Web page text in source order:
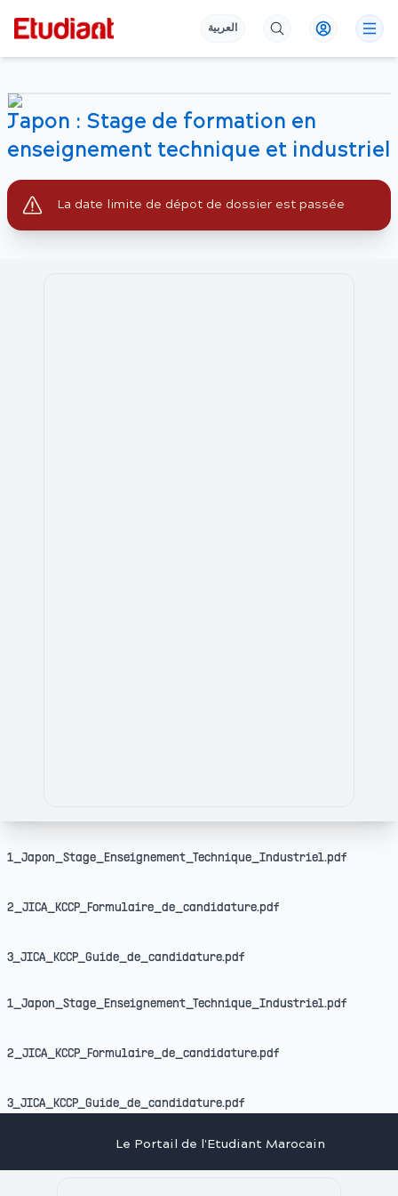
العربية
Japon : Stage de formation en
enseignement technique et industriel
La date limite de dépot de dossier est passée
1_Japon_Stage_Enseignement_Technique_Industriel.pdf
2_JICA_KCCP_Formulaire_de_candidature.pdf
3_JICA_KCCP_Guide_de_candidature.pdf
1_Japon_Stage_Enseignement_Technique_Industriel.pdf
2_JICA_KCCP_Formulaire_de_candidature.pdf
3_JICA_KCCP_Guide_de_candidature.pdf
Le Portail de l'Etudiant Marocain